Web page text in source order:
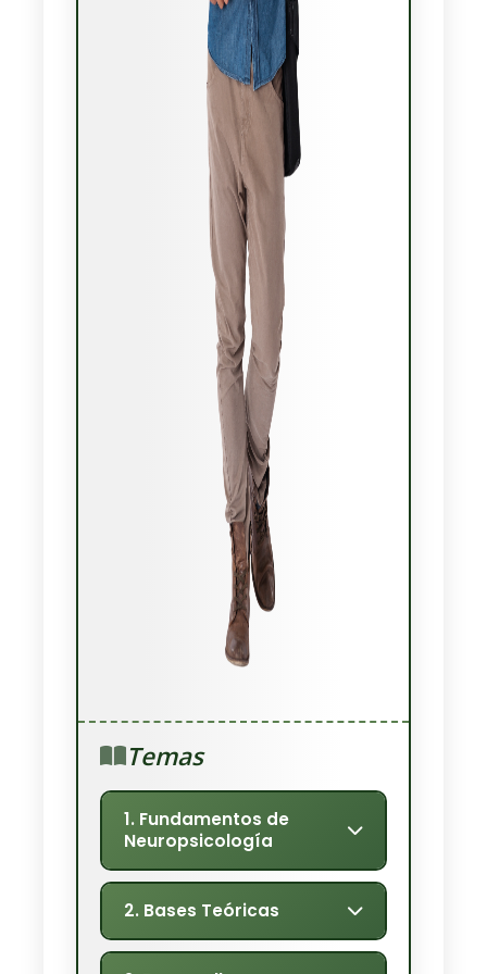
Temas
1. Fundamentos de
Neuropsicología
métodos y nociones generales
en neuropsicología.
2. Bases Teóricas